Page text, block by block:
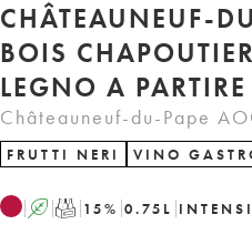
CHÂTEAUNEUF-
BOIS
LEGNO A
Châteauneuf-du-Pape
FRUTTI NERI VINO
A T 15% 0.75 L